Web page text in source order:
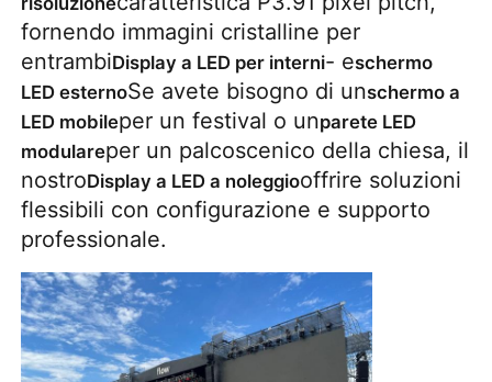
Chi Siamo
Visita alla fabbrica
Controllo di qualità
Contattaci
Notizie
Casi
fornendo immagini cristalline per
entrambiDisplay a LED per interni- eschermo
LED esternoSe avete bisogno di unschermo a
LED mobileper un festival o unparete LED
modulareper un palcoscenico della chiesa, il
nostroDisplay a LED a noleggiooffrire soluzioni
flessibili con configurazione e supporto
professionale.